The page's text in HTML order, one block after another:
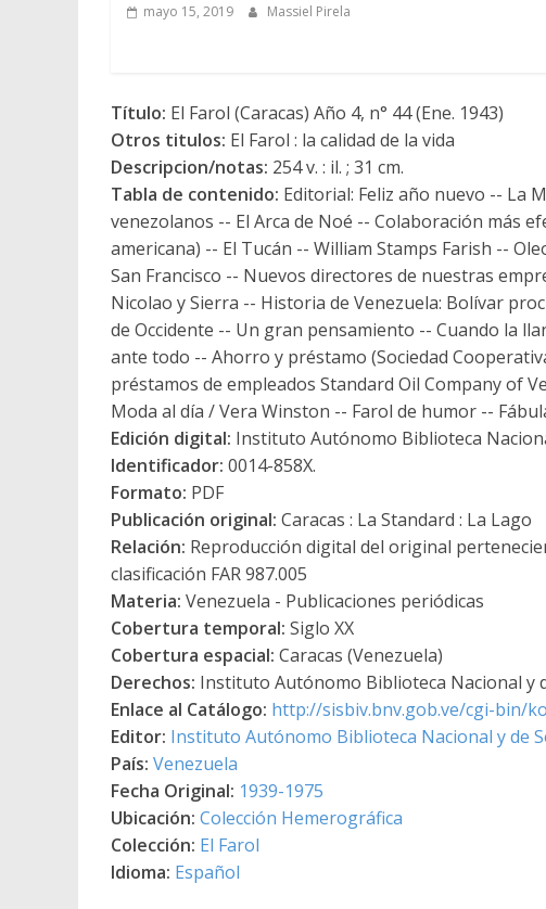
mayo 15, 2019 Massiel Pirela
Título: El Farol (Caracas) Año 4, n° 44 (Ene. 1943)
Otros titulos: El Farol : la calidad de la vida
Descripcion/notas: 254 v. : il. ; 31 cm.
Tabla de contenido: Editorial: Feliz año nuevo -- La
venezolanos -- El Arca de Noé -- Colaboración más
americana) -- El Tucán -- William Stamps Farish --
San Francisco -- Nuevos directores de nuestras
Nicolao y Sierra -- Historia de Venezuela: Bolívar
de Occidente -- Un gran pensamiento -- Cuando la
ante todo -- Ahorro y préstamo (Sociedad
préstamos de empleados Standard Oil Company of
Moda al día / Vera Winston -- Farol de humor --
Edición digital: Instituto Autónomo Biblioteca
Identificador: 0014-858X.
Formato: PDF
Publicación original: Caracas : La Standard : La Lago
Relación: Reproducción digital del original
clasificación FAR 987.005
Materia: Venezuela - Publicaciones periódicas
Cobertura temporal: Siglo XX
Cobertura espacial: Caracas (Venezuela)
Derechos: Instituto Autónomo Biblioteca Nacional y
Enlace al Catálogo: http://sisbiv.bnv.gob.ve/cgi-bin/
Editor: Instituto Autónomo Biblioteca Nacional y de
País: Venezuela
Fecha Original: 1939-1975
Ubicación: Colección Hemerográfica
Colección: El Farol
Idioma: Español